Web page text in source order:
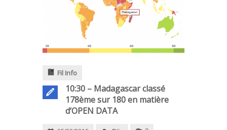
Fil Info
10:30 – Madagascar classé
178ème sur 180 en matière
d’OPEN DATA